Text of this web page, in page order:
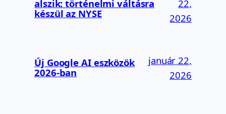
alszik: történelmi váltásra
készül az NYSE
22,
2026
Új Google AI eszközök
2026-ban
január 22,
2026